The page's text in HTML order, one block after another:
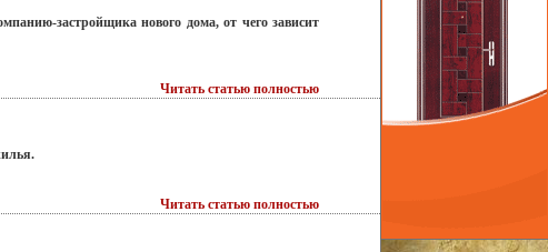
застройщика нового дома, от чего зависит
Читать статью полностью
Читать статью полностью